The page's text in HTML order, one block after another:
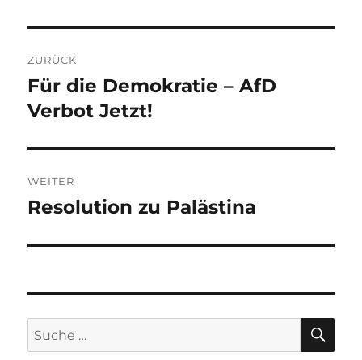
ZURÜCK
Vorheriger
Beitrag:
Für die Demokratie – AfD
Verbot Jetzt!
WEITER
Nächster
Resolution zu Palästina
Suche
nach: